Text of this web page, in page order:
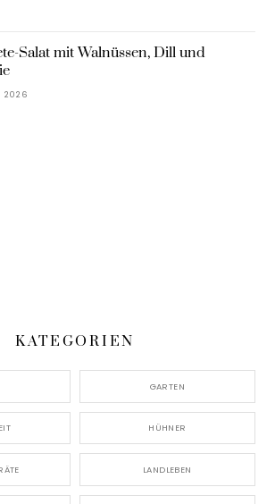
Salat mit Walnüssen, Dill und
2026
KATEGORIEN
GARTEN
HÜHNER
LANDLEBEN